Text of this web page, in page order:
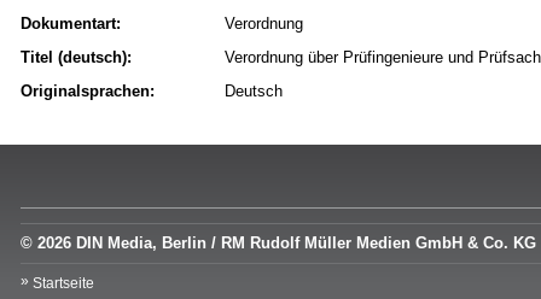
Dokumentart:
Verordnung
Titel (deutsch):
Verordnung über Prüfingenieure und
Originalsprachen:
Deutsch
© 2026 DIN Media, Berlin / RM Rudolf Müller Medien GmbH & Co. KG
Startseite